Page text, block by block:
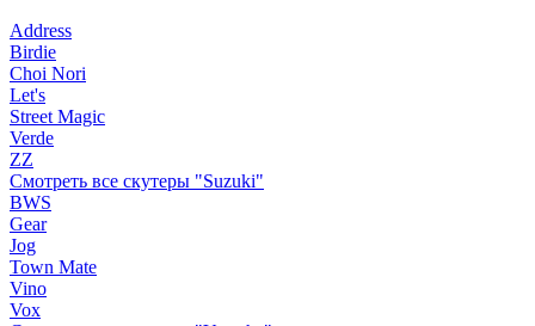
Address
Birdie
Choi Nori
Let's
Street Magic
Verde
ZZ
Смотреть все скутеры "Suzuki"
BWS
Gear
Jog
Town Mate
Vino
Vox